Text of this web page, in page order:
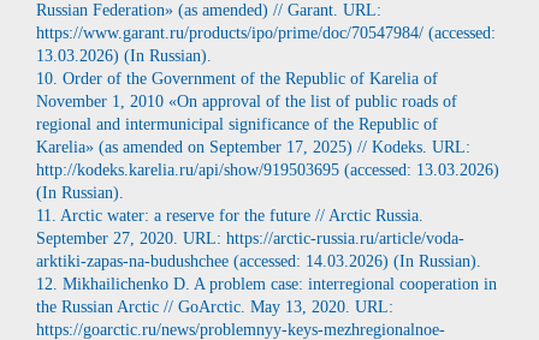
Russian Federation» (as amended) // Garant. URL:
https://www.garant.ru/products/ipo/prime/doc/70547984/ (accessed:
13.03.2026) (In Russian).
10. Order of the Government of the Republic of Karelia of
November 1, 2010 «On approval of the list of public roads of
regional and intermunicipal significance of the Republic of
Karelia» (as amended on September 17, 2025) // Kodeks. URL:
http://kodeks.karelia.ru/api/show/919503695 (accessed: 13.03.2026)
(In Russian).
11. Arctic water: a reserve for the future // Arctic Russia.
September 27, 2020. URL: https://arctic-russia.ru/article/voda-
arktiki-zapas-na-budushchee (accessed: 14.03.2026) (In Russian).
12. Mikhailichenko D. A problem case: interregional cooperation in
the Russian Arctic // GoArctic. May 13, 2020. URL:
https://goarctic.ru/news/problemnyy-keys-mezhregionalnoe-